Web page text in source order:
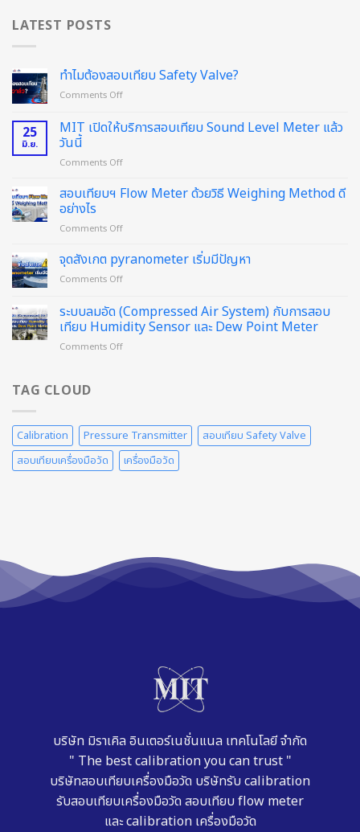
LATEST POSTS
ทำไมต้องสอบเทียบ Safety Valve?
Comments Offon
ต้อง
สอบ
Safety
25
มิ.ย.
MIT เปิดให้บริการสอบเทียบ Sound Level Meter แล้ว
วันนี้
Comments Offon
เปิด
สอบ
Sound
วัน
นี้
สอบเทียบฯ Flow Meter ด้วยวิธี Weighing Method ดี
อย่างไร
Comments Offon
เทียบฯ
Meter
วิธี
Weighing
Method
จุดสังเกต pyranometer เริ่มมีปัญหา
Comments Offon
สังเกต
pyranometer
เริ่ม
มี
ระบบลมอัด (Compressed Air System) กับการสอบ
เทียบ Humidity Sensor และ Dew Point Meter
Comments Offon
System)
กับ
การ
สอบ
Meter
TAG CLOUD
Calibration Pressure Transmitter
สอบเทียบ Safety Valve
สอบเทียบเครื่องมือวัด
เครื่องมือวัด
บริษัท มิราเคิล อินเตอร์เนชั่นแนล เทคโนโลยี จำกัด
" The best calibration you can trust "
บริษัทสอบเทียบเครื่องมือวัด บริษัทรับ calibration
รับสอบเทียบเครื่องมือวัด สอบเทียบ flow meter
และcalibration เครื่องมือวัด